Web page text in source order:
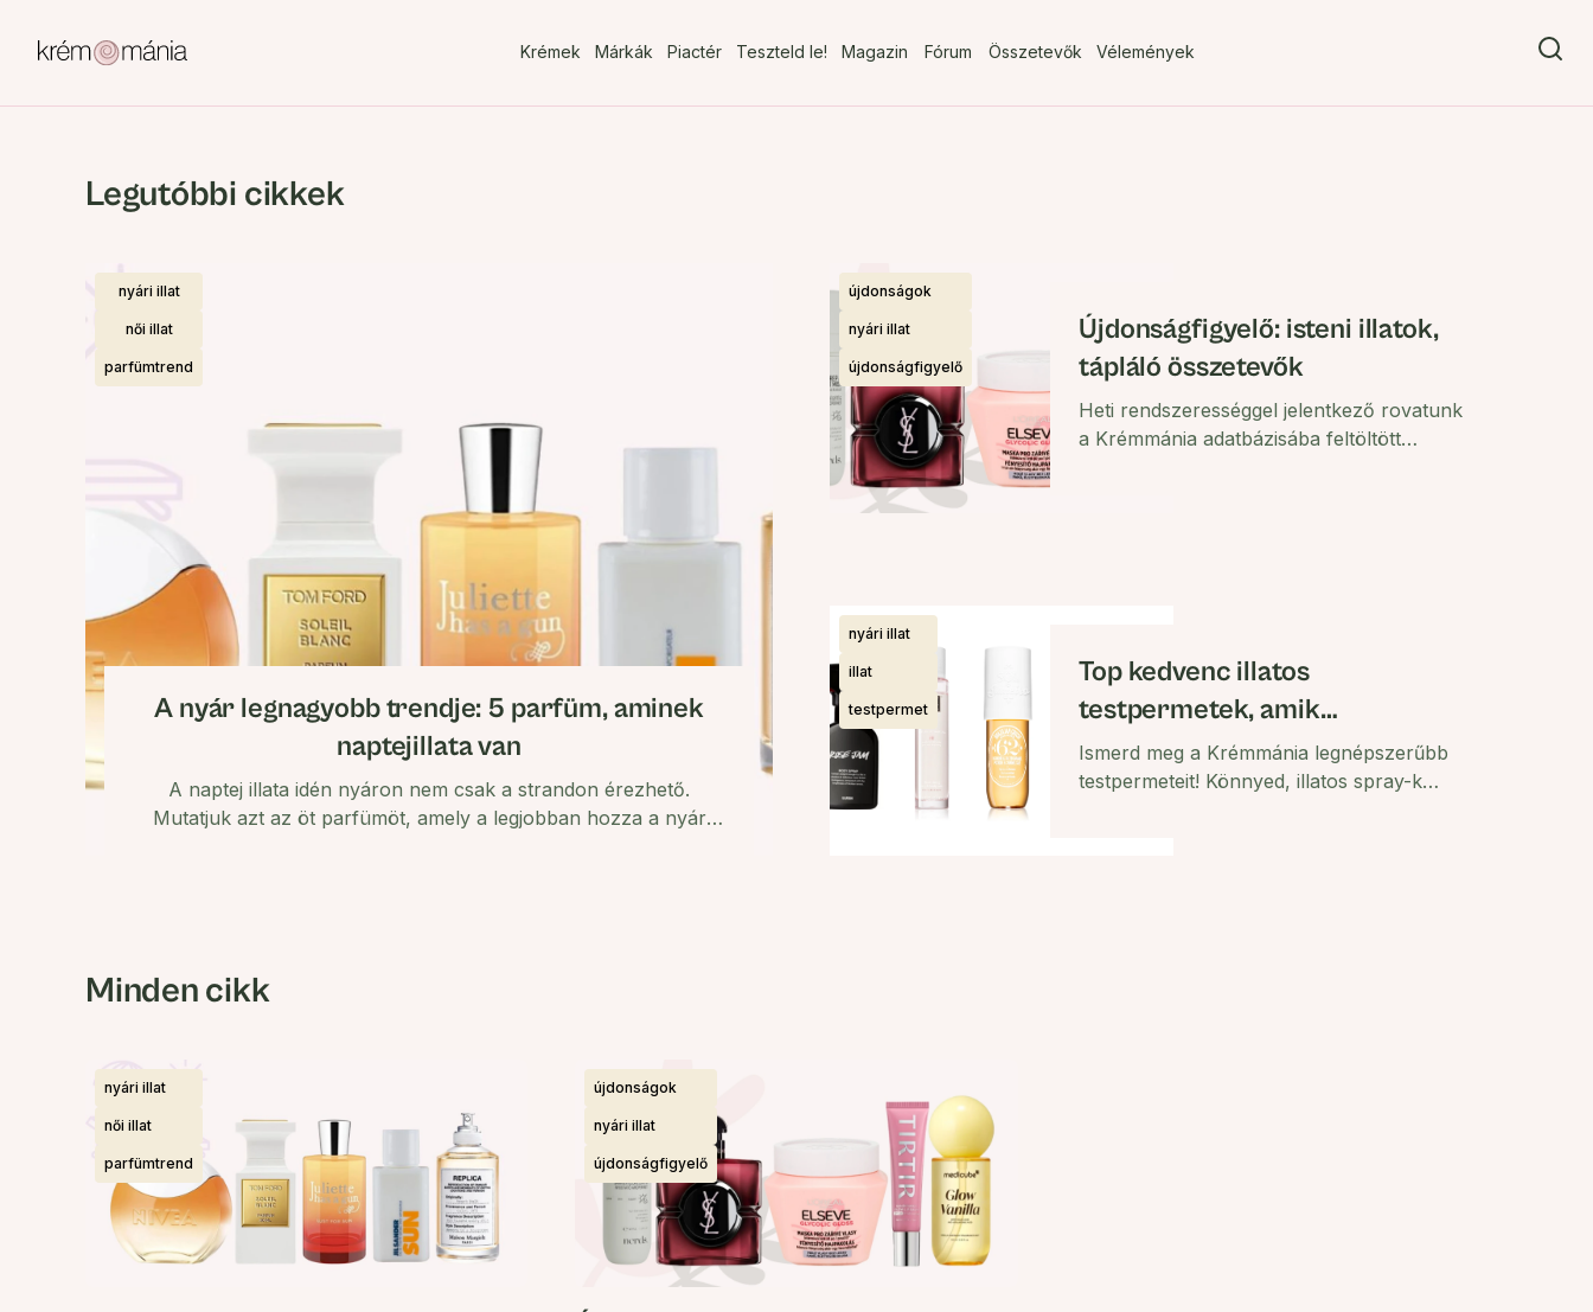
Krémek Márkák Piactér Teszteld le! Magazin Fórum Összetevők Vélemények
Legutóbbi cikkek
nyári illat
női illat
parfümtrend
A nyár legnagyobb trendje: 5 parfüm, aminek
naptejillata van
A naptej illata idén nyáron nem csak a strandon érezhető.
Mutatjuk azt az öt parfümöt, amely a legjobban hozza a nyár
újdonságok
nyári illat
újdonságfigyelő
Újdonságfigyelő: isteni illatok,
tápláló összetevők
Heti rendszerességgel jelentkező rovatunk
a Krémmánia adatbázisába feltöltött
nyári illat
illat
testpermet
Top kedvenc illatos
testpermetek, amik
felfrissítenek és elvarázsolnak
Ismerd meg a Krémmánia legnépszerűbb
testpermeteit! Könnyed, illatos spray-k
Minden cikk
nyári illat
női illat
parfümtrend
újdonságok
nyári illat
újdonságfigyelő